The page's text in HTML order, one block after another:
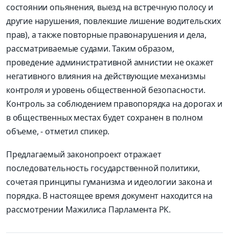
состоянии опьянения, выезд на встречную полосу и
другие нарушения, повлекшие лишение водительских
прав), а также повторные правонарушения и дела,
рассматриваемые судами. Таким образом,
проведение административной амнистии не окажет
негативного влияния на действующие механизмы
контроля и уровень общественной безопасности.
Контроль за соблюдением правопорядка на дорогах и
в общественных местах будет сохранен в полном
объеме, - отметил спикер.
Предлагаемый законопроект отражает
последовательность государственной политики,
сочетая принципы гуманизма и идеологии закона и
порядка. В настоящее время документ находится на
рассмотрении Мажилиса Парламента РК.